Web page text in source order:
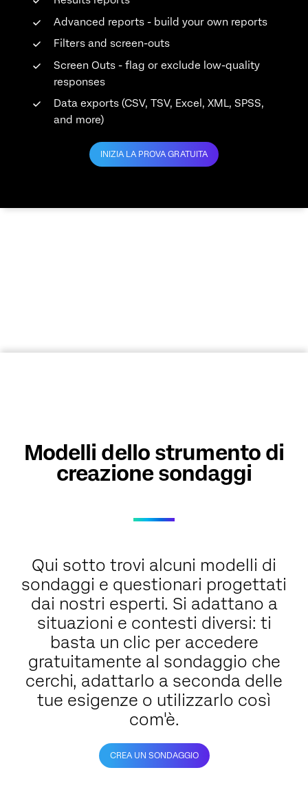
Advanced reports - build your own reports
Filters and screen-outs
Screen Outs - flag or exclude low-quality
responses
Data exports (CSV, TSV, Excel, XML, SPSS,
and more)
INIZIA LA PROVA GRATUITA
Modelli dello strumento di
creazione sondaggi
Qui sotto trovi alcuni modelli di
sondaggi e questionari progettati
dai nostri esperti. Si adattano a
situazioni e contesti diversi: ti
basta un clic per accedere
gratuitamente al sondaggio che
cerchi, adattarlo a seconda delle
tue esigenze o utilizzarlo così
com'è.
CREA UN SONDAGGIO